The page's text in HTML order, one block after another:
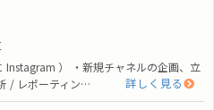
Instagram ） ・新規チャネルの企画、立
/ レポーティン…
詳しく見る